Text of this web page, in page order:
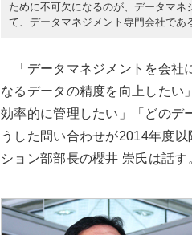
ために不可欠になるのが、データマ
て、データマネジメント専門会社であ
「データマネジメントを会社
なるデータの精度を向上したい
効率的に管理したい」「どのデ
うした問い合わせが2014年度
ション部部長の櫻井 崇氏は話す